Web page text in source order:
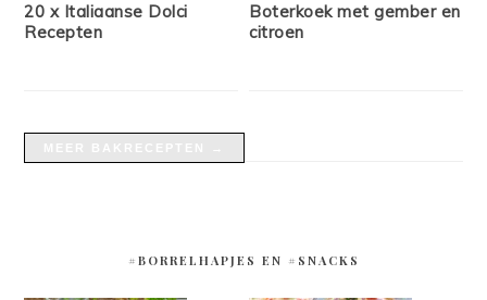
20 x Italiaanse Dolci
Recepten
Boterkoek met gember en
citroen
#BORRELHAPJES EN #SNACKS